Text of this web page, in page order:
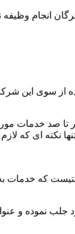
وظیفه
از سوی این
صد خدمات مورد
نکته ای که
که خدمات به
جلب نموده و